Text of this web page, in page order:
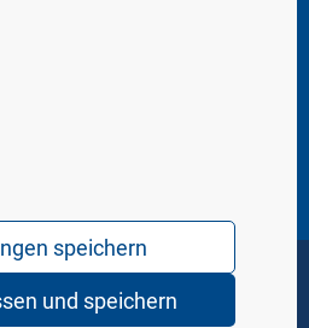
Tierarztunternehmen. Alle Rechte
Impressum
speichern
und speichern